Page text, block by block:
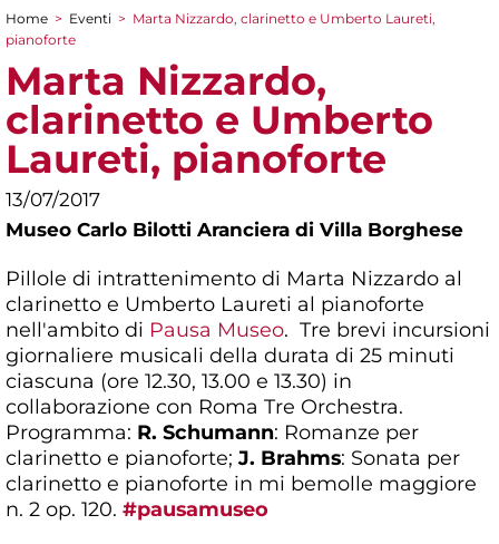
Tu sei qui
Home > Eventi > Marta Nizzardo, clarinetto e Umberto Laureti,
pianoforte
Marta Nizzardo,
clarinetto e Umberto
Laureti, pianoforte
13/07/2017
Museo Carlo Bilotti Aranciera di Villa Borghese
Pillole di intrattenimento di Marta Nizzardo al
clarinetto e Umberto Laureti al pianoforte
nell'ambito di Pausa Museo. Tre brevi incursioni
giornaliere musicali della durata di 25 minuti
ciascuna (ore 12.30, 13.00 e 13.30) in
collaborazione con Roma Tre Orchestra.
Programma: R. Schumann: Romanze per
clarinetto e pianoforte; J. Brahms: Sonata per
clarinetto e pianoforte in mi bemolle maggiore
n. 2 op. 120. #pausamuseo